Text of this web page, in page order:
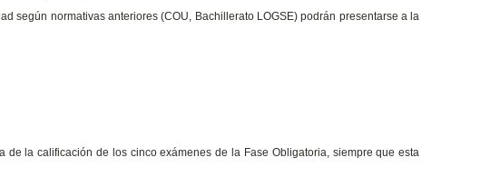
según normativas anteriores (COU, Bachillerato LOGSE) podrán presentarse a la
la calificación de los cinco exámenes de la Fase Obligatoria, siempre que esta